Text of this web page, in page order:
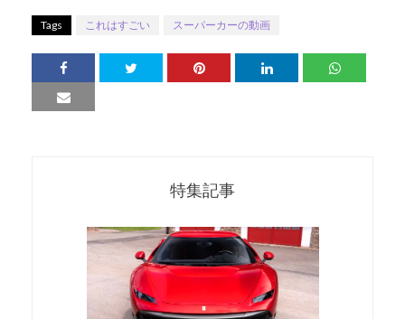
Tags これはすごい スーパーカーの動画
特集記事